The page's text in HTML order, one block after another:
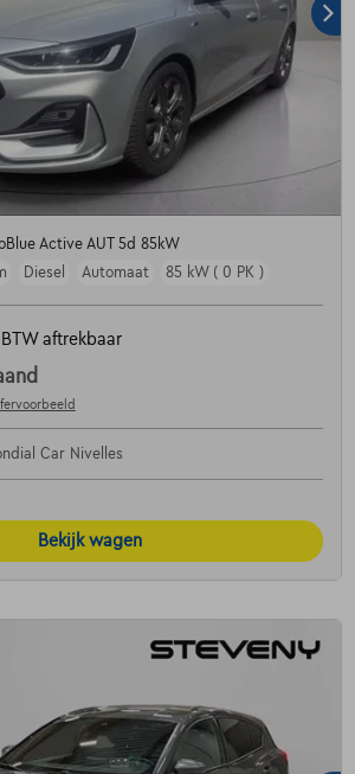
Active AUT 5d 85kW
Diesel Automaat 85 kW ( 0 PK )
BTW aftrekbaar
Car Nivelles
Bekijk wagen